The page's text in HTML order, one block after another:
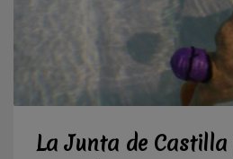
La Junta de Castilla